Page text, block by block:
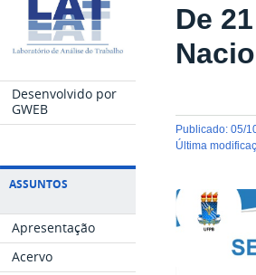
Desenvolvido por
GWEB
ASSUNTOS
Apresentação
Acervo
De
publicado:05/
última